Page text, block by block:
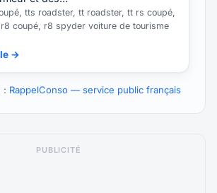
tts roadster, tt roadster, tt rs coupé,
coupé, r8 spyder voiture de tourisme
→
: RappelConso — service public français
PUBLICITÉ